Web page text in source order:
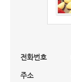
전화번호
주소